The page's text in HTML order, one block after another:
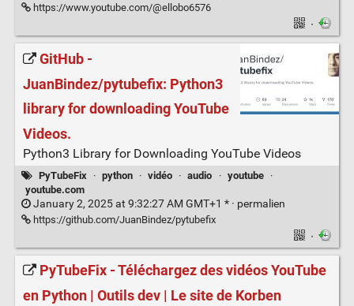
https://www.youtube.com/@ellobo6576
·
GitHub -
JuanBindez/pytubefix: Python3
library for downloading YouTube
Videos.
Python3 Library for Downloading YouTube Videos
PyTubeFix · python · vidéo · audio · youtube
·
youtube.com
January 2, 2025 at 9:32:27 AM GMT+1 * · permalien
https://github.com/JuanBindez/pytubefix
·
PyTubeFix - Téléchargez des vidéos YouTube
en Python | Outils dev | Le site de Korben